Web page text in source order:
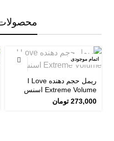
اتمام موجودی
ریمل حجم دهنده I Love
Extreme Volume اسنس
273,000 تومان